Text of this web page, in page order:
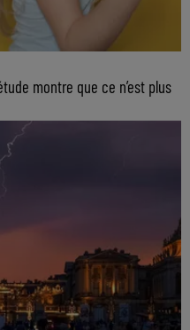
montre que ce n’est plus